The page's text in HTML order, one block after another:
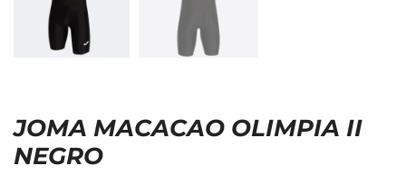
JOMA MACACAO OLIMPIA II
NEGRO